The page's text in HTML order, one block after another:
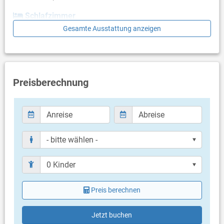
Pool für Ihre kulinarischen Köstlichkeiten und ideale Abende bei
einem Glas Wein in dieser ruhigen Umgebung. Der Außenbereich
lädt zum Entspannen und Genießen ein, egal ob Sie eine
Getränk genießen. Abgesehen von den opulenten Einrichtungen
funktionsfähige Küche (komplett mit einer Dolce Gusto-
Kaffeemaschine, Wasserkocher, Toaster, Kühlschrank mit
Eismaschine usw.), eine separate Toilette, eine ebenerdige
Dusche, einen Fitnessbereich mit Laufband, Pilatesgeräte, Bank
und einige Gewichte sowie ein Waschraum mit Trockner und
*Die erste Etage verfügt über einen Wohnbereich mit
Klimaanlage, eine voll funktionsfähige Küche mit Kücheninsel
und Balkon, einen Esstisch für sechs Personen, einen stilvollen
und gemütlichen Wohnbereich mit einem Fernseher, einem Sofa
und eine Terrasse mit einem Tisch im Freien mit Blick auf den
Pool und die Umgebung. Das erste Schlafzimmer verfügt über
Schlafzimmer
Schlafzimmer mit Doppelbett
Schlafzimmer mit Doppelbett
Schlafzimmer mit Doppelbett
Schlafzimmer mit Doppelbett
Badezimmer
Bad mit WC, Dusche
Bad mit WC, Badewanne
Bad mit WC, Dusche
Bad mit WC, Badewanne
Nur separate Toilette (Gäste WC)
Bad mit WC, Dusche
Bestuhlung
Liegen
Gesamte Ausstattung anzeigen
Preisberechnung
Preis berechnen
Jetzt buchen